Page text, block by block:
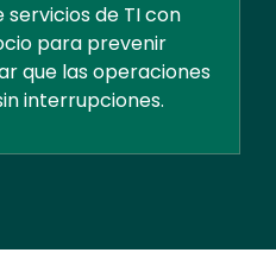
de TI con
para prevenir
que las operaciones
interrupciones.